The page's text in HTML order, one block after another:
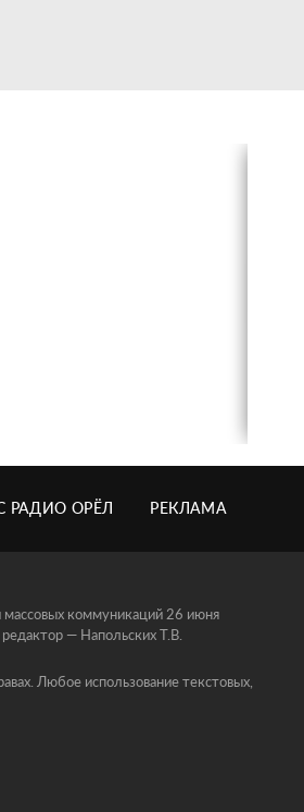
РАДИО ОРЁЛ РЕКЛАМА
массовых коммуникаций 26 июня
— Напольских Т.В.
Любое использование текстовых,